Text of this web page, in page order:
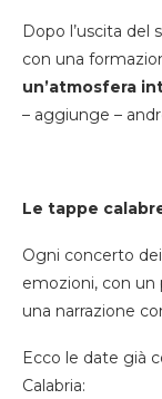
Dopo l’uscita del
con una
un’atmosfera
– aggiunge –
Le tappe
Ogni concerto
emozioni, con un
una narrazione
Ecco le date già
Calabria: